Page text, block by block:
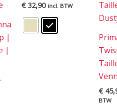
|
|
€32,90 incl. BTW
€
BTW